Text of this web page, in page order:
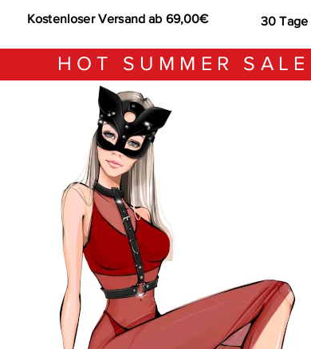
Kostenloser Versand ab 69,00€ 30 Tage
HOT SUMMER SALE